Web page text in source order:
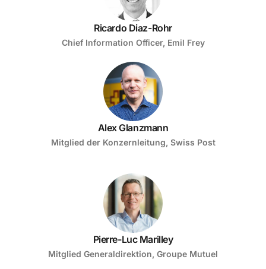
Ricardo Diaz-Rohr
Chief Information Officer, Emil Frey
Alex Glanzmann
Mitglied der Konzernleitung, Swiss Post
Pierre-Luc Marilley
Mitglied Generaldirektion, Groupe Mutuel